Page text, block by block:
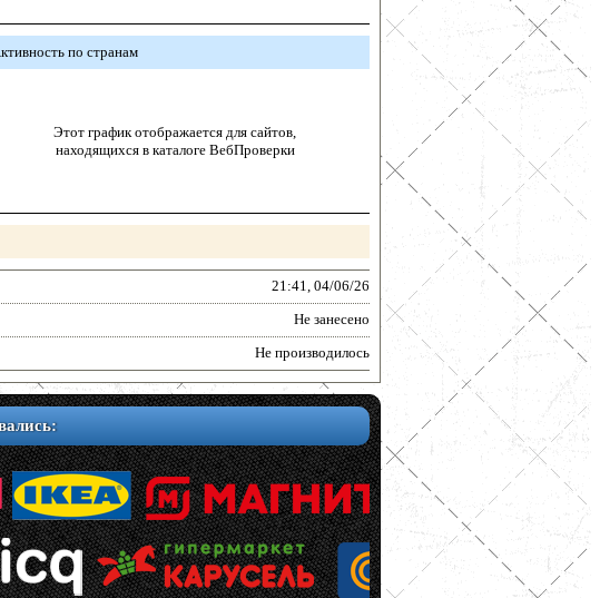
по странам
Этот график отображается для сайтов,
находящихся в каталоге ВебПроверки
21:41, 04/06/26
Не занесено
Не производилось